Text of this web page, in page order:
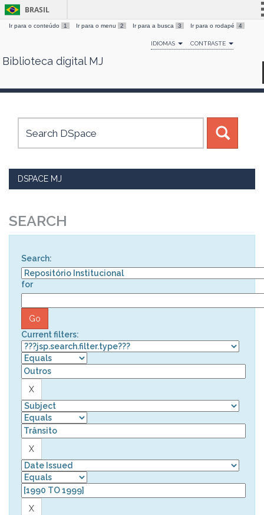
Skip
BRASIL
Simplifique!
Comunica BR
Canais
Ir para o conteúdo 1 Ir para o menu 2 Ir para a busca 3 Ir para o rodapé 4
IDIOMAS CONTRASTE
Biblioteca digital MJ
DSPACE MJ
SEARCH
Search:
for
Current filters: